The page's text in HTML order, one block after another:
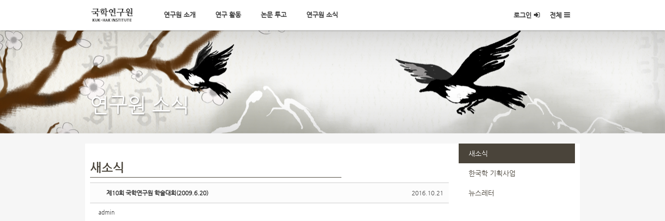
메뉴 건너뛰기
연구원 소개 연구 활동 논문 투고 연구원 소식 로그인 전체
연구원 소식
새소식
한국학 기획사업
뉴스레터
새소식
2016.10.21
제10회 국학연구원 학술대회(2009.6.20)
admin
Sketchbook5, 스케치북5
Sketchbook5, 스케치북5